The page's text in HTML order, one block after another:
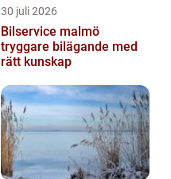
30 juli 2026
Bilservice malmö
tryggare bilägande med
rätt kunskap